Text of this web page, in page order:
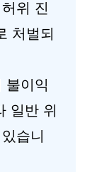
위 진
처벌되
불이익
일반 위
습니